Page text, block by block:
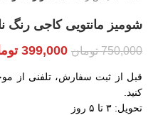
شومیز مانتویی کاجی رنگ
750,000 تومان 399,000
قبل از ثبت سفارش، تلفنی از
کنید.
تحویل: ۳ تا ۵ روز